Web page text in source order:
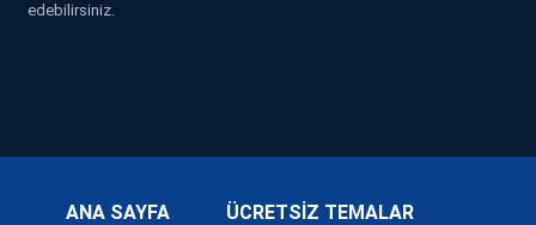
edebilirsiniz.
ANA SAYFA ÜCRETSİZ TEMALAR